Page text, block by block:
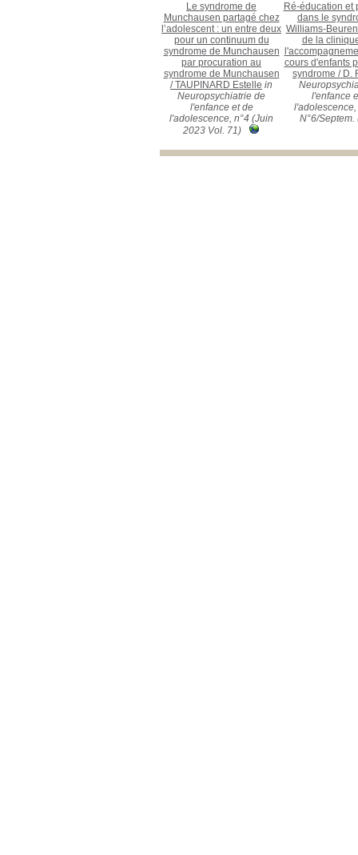
Le syndrome de
Munchausen partagé chez
l’adolescent : un entre deux
pour un continuum du
syndrome de Munchausen
par procuration au
syndrome de Munchausen
/TAUPINARD Estelle in
Neuropsychiatrie de
l'enfance et de
l'adolescence, n°4 (Juin
2023 Vol. 71)
Ré-éducation et
dans le
Williams-
de la
cours d'enfants
syndrome / D.
l'enfance
l'adolescence,
N°6/Septem.